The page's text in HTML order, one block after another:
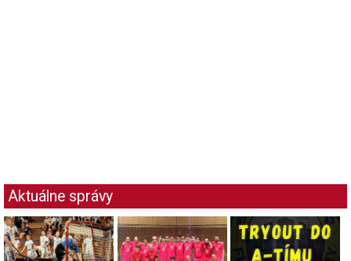
Aktuálne správy